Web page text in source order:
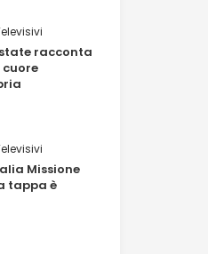
racconta
Missione
tappa è